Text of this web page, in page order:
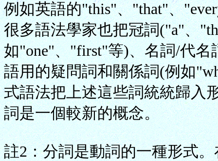
例如英語的"this"、"that"、
很多語法學家也把冠詞("a"、
如"one"、"first"等)、名詞/代名
語用的疑問詞和關係詞(例如
式語法把上述這些詞統統歸入
詞是一個較新的概念。
註2：分詞是動詞的一種形式